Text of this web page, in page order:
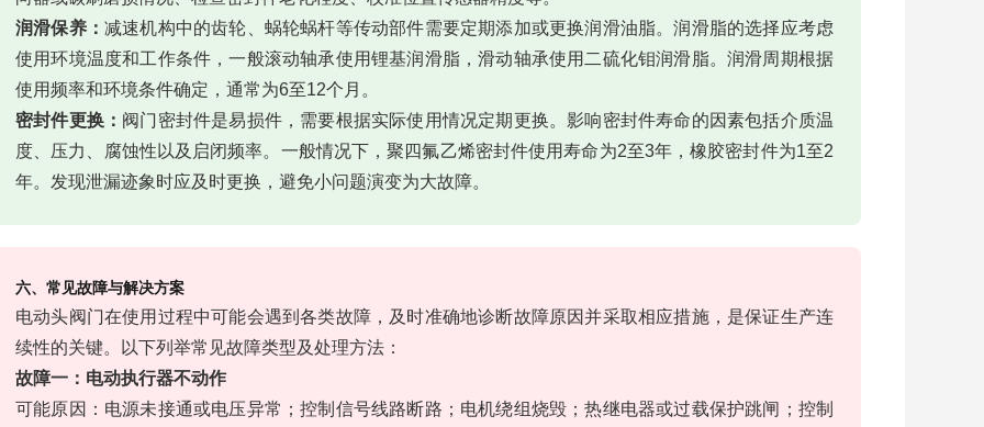
润滑保养： 减速机构中的齿轮、蜗轮蜗杆等传动部件需要定期添加或更换润滑油脂。润滑脂的选择应考虑
使用环境温度和工作条件，一般滚动轴承使用锂基润滑脂，滑动轴承使用二硫化钼润滑脂。润滑周期根据
使用频率和环境条件确定，通常为6至12个月。
密封件更换： 阀门密封件是易损件，需要根据实际使用情况定期更换。影响密封件寿命的因素包括介质温
度、压力、腐蚀性以及启闭频率。一般情况下，聚四氟乙烯密封件使用寿命为2至3年，橡胶密封件为1至2
年。发现泄漏迹象时应及时更换，避免小问题演变为大故障。
六、常见故障与解决方案
电动头阀门在使用过程中可能会遇到各类故障，及时准确地诊断故障原因并采取相应措施，是保证生产连
续性的关键。以下列举常见故障类型及处理方法：
故障一：电动执行器不动作
可能原因：电源未接通或电压异常；控制信号线路断路；电机绕组烧毁；热继电器或过载保护跳闸；控制